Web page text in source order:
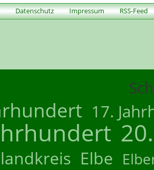
Datenschutz Impressum RSS-Feed
17.
Elbe